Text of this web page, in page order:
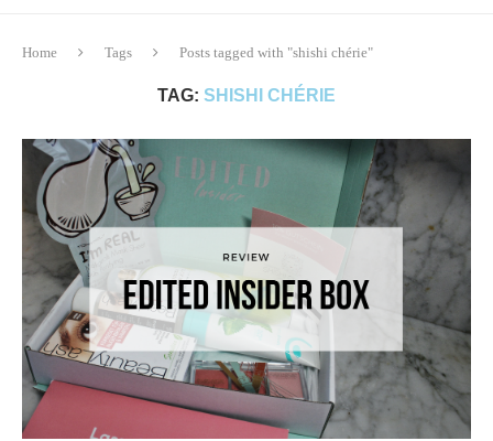
Home Tags Posts tagged with "shishi chérie"
TAG: SHISHI CHÉRIE